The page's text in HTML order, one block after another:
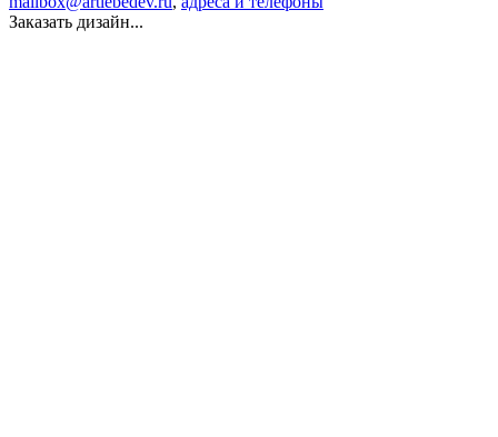
Заказать дизайн...